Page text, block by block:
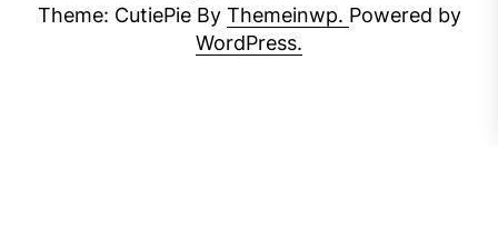
Theme: CutiePie By Themeinwp. Powered by
WordPress.